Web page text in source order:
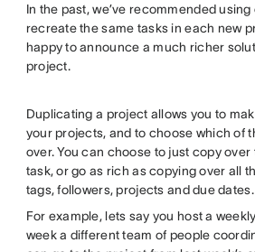
In the past, we’ve recommended
recreate the same tasks in each new
happy to announce a much richer
project.
Duplicating a project allows you to
your projects, and to choose which of
over. You can choose to just copy
task, or go as rich as copying over all
tags, followers, projects and due dates.
For example, lets say you host a
week a different team of people